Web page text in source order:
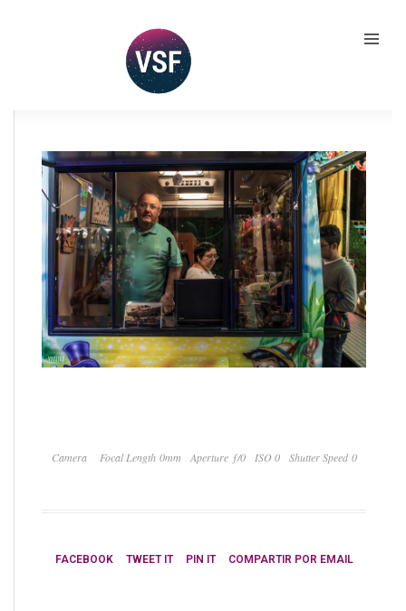
Camera Focal Length 0mm Aperture ƒ/0 ISO 0 Shutter Speed 0
FACEBOOK TWEET IT PIN IT COMPARTIR POR EMAIL